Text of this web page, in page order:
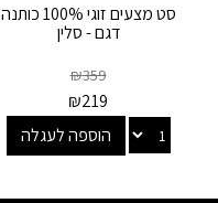
סט מצעים זוגי 100% כותנה
דגם - סלין
₪359
₪219
הוספה לעגלה